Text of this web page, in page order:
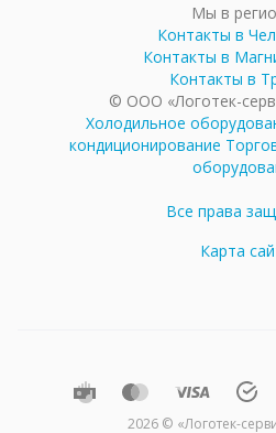
Мы в
Контакты в
Контакты в
Контакты в
© ООО «Логотек-
Холодильное
кондиционирование
Все права
Карта
2026 © «Логотек-